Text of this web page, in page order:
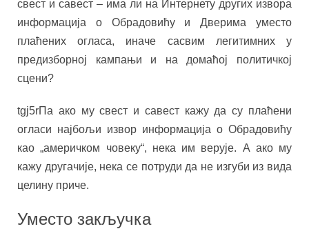
свест и савест – има ли на Интернету других извора
информација о Обрадовићу и Дверима уместо
плаћених огласа, иначе сасвим легитимних у
предизборној кампањи и на домаћој политичкој
сцени?
tgj5rПа ако му свест и савест кажу да су плаћени
огласи најбољи извор информација о Обрадовићу
као „америчком човеку“, нека им верује. А ако му
кажу другачије, нека се потруди да не изгуби из вида
целину приче.
Уместо закључка